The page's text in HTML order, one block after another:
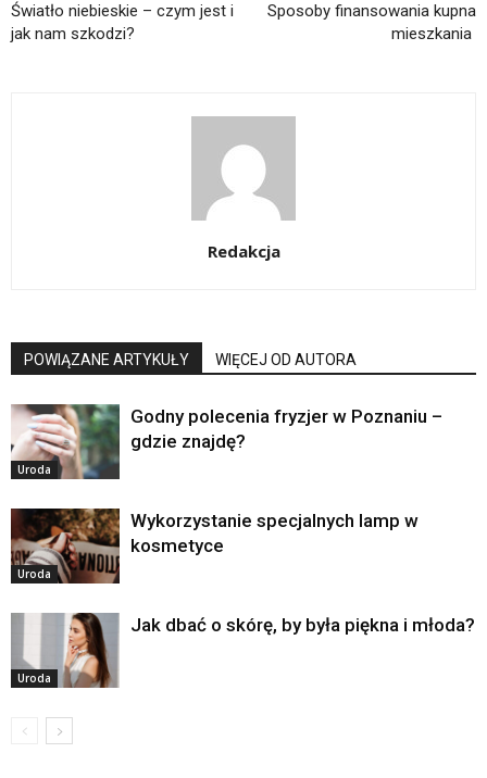
Światło niebieskie – czym jest i
jak nam szkodzi?
Sposoby finansowania kupna
mieszkania
Redakcja
POWIĄZANE ARTYKUŁY WIĘCEJ OD AUTORA
Uroda
Godny polecenia fryzjer w Poznaniu –
gdzie znajdę?
Uroda
Wykorzystanie specjalnych lamp w
kosmetyce
Uroda
Jak dbać o skórę, by była piękna i młoda?